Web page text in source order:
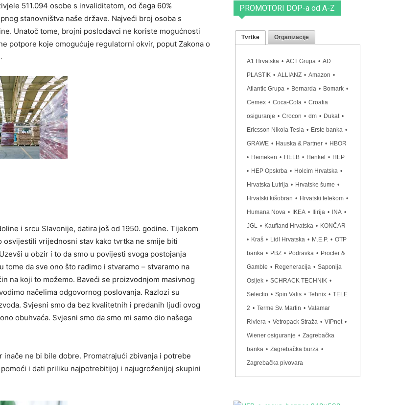
511.094 osobe s invaliditetom, od čega 60%
stanovništva naše države. Najveći broj osoba s
Unatoč tome, brojni poslodavci ne koriste mogućnosti
potpore koje omogućuje regulatorni okvir, poput Zakona o
i srcu Slavonije, datira još od 1950. godine. Tijekom
osvijestili vrijednosni stav kako tvrtka ne smije biti
u obzir i to da smo u povijesti svoga postojanja
da sve ono što radimo i stvaramo – stvaramo na
na koji to možemo. Baveći se proizvodnjom masivnog
načelima odgovornog poslovanja. Razlozi su
Svjesni smo da bez kvalitetnih i predanih ljudi ovog
obuhvaća. Svjesni smo da smo mi samo dio našega
ne bi bile dobre. Promatrajući zbivanja i potrebe
i dati priliku najpotrebitijoj i najugroženijoj skupini
PROMOTORI DOP-a od A-Z
Tvrtke Organizacije
A1 Hrvatska • ACT Grupa • AD
PLASTIK • ALLIANZ • Amazon •
Atlantic Grupa • Bernarda • Bomark •
Cemex • Coca-Cola • Croatia
osiguranje • Crocon • dm • Dukat •
Ericsson Nikola Tesla • Erste banka •
GRAWE • Hauska & Partner • HBOR
• Heineken • HELB • Henkel • HEP
• HEP Opskrba • Holcim Hrvatska •
Hrvatska Lutrija • Hrvatske šume •
Hrvatski kišobran • Hrvatski telekom •
Humana Nova • IKEA • Ilirija • INA •
JGL • Kaufland Hrvatska • KONČAR
• Kraš • Lidl Hrvatska • M.E.P. • OTP
banka • PBZ • Podravka • Procter &
Gamble • Regeneracija • Saponija
Osijek • SCHRACK TECHNIK •
Selectio • Spin Valis • Tehnix • TELE
2 • Terme Sv. Martin • Valamar
Riviera • Vetropack Straža • VIPnet •
Wiener osiguranje • Zagrebačka
banka • Zagrebačka burza •
Zagrebačka pivovara